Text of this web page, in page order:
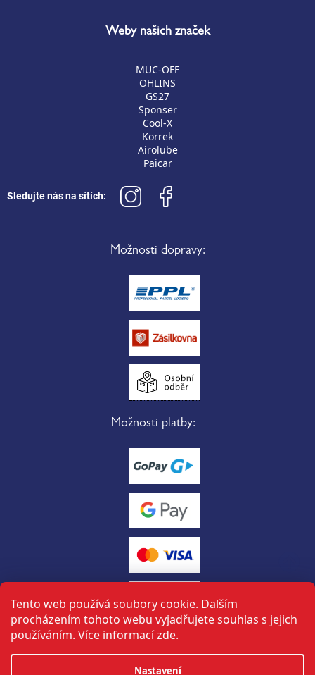
Tento web používá soubory cookie. Dalším
procházením tohoto webu vyjadřujete souhlas s jejich
používáním. Více informacízde.
Nastavení
Weby našich značek
MUC-OFF
OHLINS
GS27
Sponser
Cool-X
Korrek
Airolube
Paicar
Sledujte nás na sítích:
Možnosti dopravy:
Možnosti platby:
Vytvořil Shoptet